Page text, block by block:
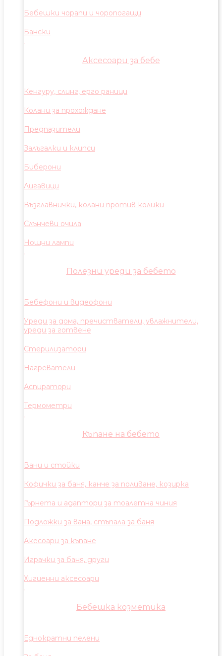
Бебешки чорапи и чоропогащи
Бански
Аксесоари за бебе
Кенгуру, слинг, ерго раници
Колани за прохождане
Предпазители
Залъгалки и клипси
Биберони
Лигавици
Възглавнички, колани против колики
Слънчеви очила
Нощни лампи
Полезни уреди за бебето
Бебефони и видеофони
Уреди за дома, пречистватели, увлажнители,
уреди за готвене
Стерилизатори
Нагреватели
Аспиратори
Термометри
Къпане на бебето
Вани и стойки
Кофички за баня, канче за поливане, козирка
Гърнета и адаптори за тоалетна чиния
Подложки за вана, стъпала за баня
Акесоари за къпане
Играчки за баня, други
Хигиенни аксесоари
Бебешка козметика
Еднократни пелени